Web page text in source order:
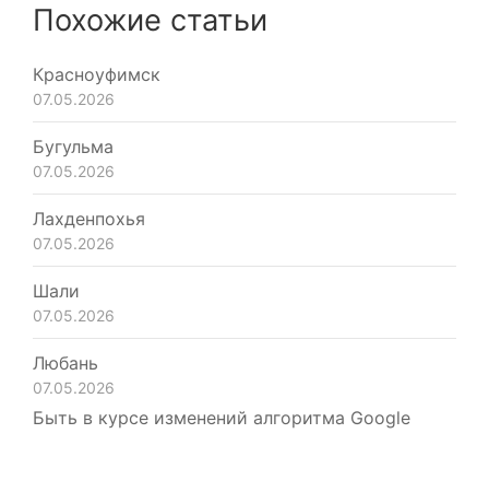
Похожие статьи
Красноуфимск
07.05.2026
Бугульма
07.05.2026
Лахденпохья
07.05.2026
Шали
07.05.2026
Любань
07.05.2026
Быть в курсе изменений алгоритма Google